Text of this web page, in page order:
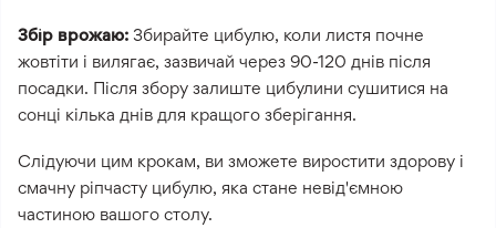
Збір врожаю: Збирайте цибулю, коли листя почне
жовтіти і вилягає, зазвичай через 90-120 днів після
посадки. Після збору залиште цибулини сушитися на
сонці кілька днів для кращого зберігання.
Слідуючи цим крокам, ви зможете виростити здорову і
смачну ріпчасту цибулю, яка стане невід'ємною
частиною вашого столу.